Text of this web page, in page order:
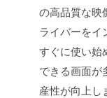
の高品質な映
ライバーをイ
すぐに使い始
できる画面が
産性が向上し